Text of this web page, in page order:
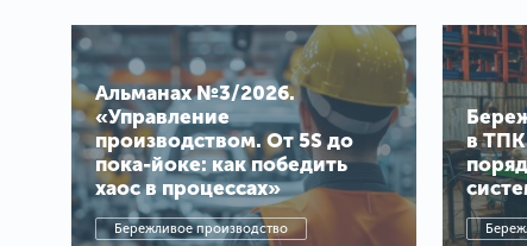
Альманах №3/2026.
«Управление
производством. От 5S до
пока-йоке: как победить
хаос в процессах»
Бережливое производство
в ТПК